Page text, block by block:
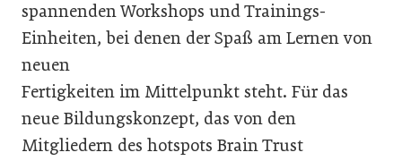
spannenden Workshops und Trainings-
Einheiten, bei denen der Spaß am Lernen von
neuen
Fertigkeiten im Mittelpunkt steht. Für das
neue Bildungskonzept, das von den
Mitgliedern des hotspots Brain Trust